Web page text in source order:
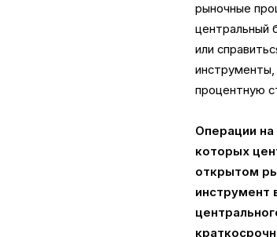
рыночные
центральный
или
процентную
Операции
которых
открытом
инструмент